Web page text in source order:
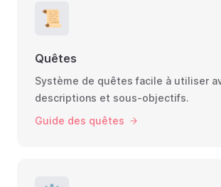
📜
Quêtes
Système de quêtes facile à utiliser
descriptions et sous-objectifs.
Guide des quêtes